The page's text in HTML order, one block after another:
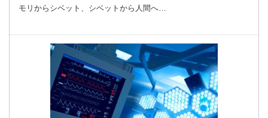
モリからシベット、シベットから人間へ…